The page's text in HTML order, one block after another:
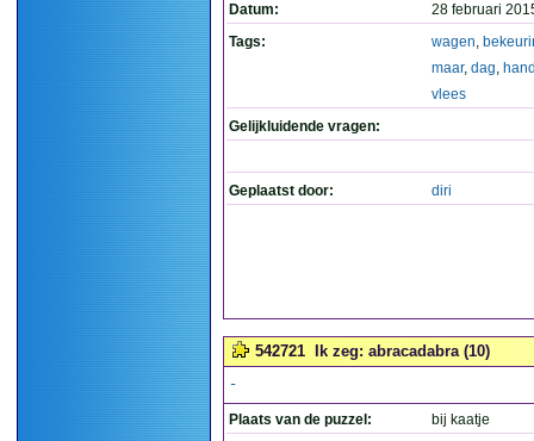
Datum:
28 februari
Tags:
wagen,
maar, dag,
vlees
Gelijkluidende vragen:
Geplaatst door: diri
542721 Ik zeg: abracadabra (10)
-
Plaats van de puzzel:
bij kaatje